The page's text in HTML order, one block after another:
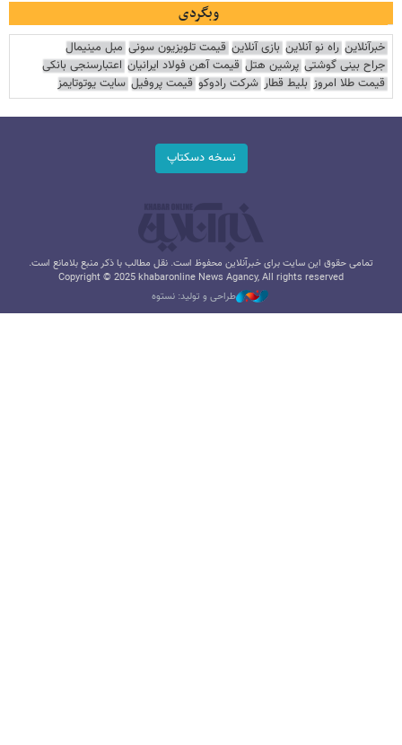
وبگردی
خبرآنلاین راه نو آنلاین بازی آنلاین قیمت تلویزیون سونی مبل مینیمال
جراح بینی گوشتی پرشین هتل قیمت آهن فولاد ایرانیان اعتبارسنجی بانکی
قیمت طلا امروز بلیط قطار شرکت رادوکو قیمت پروفیل سایت یوتوتایمز
نسخه دسکتاپ
تمامی حقوق این سایت برای خبرآنلاین محفوظ است. نقل مطالب با ذکر منبع بلامانع است.
Copyright © 2025 khabaronline News Agancy, All rights reserved
طراحی و تولید: نستوه